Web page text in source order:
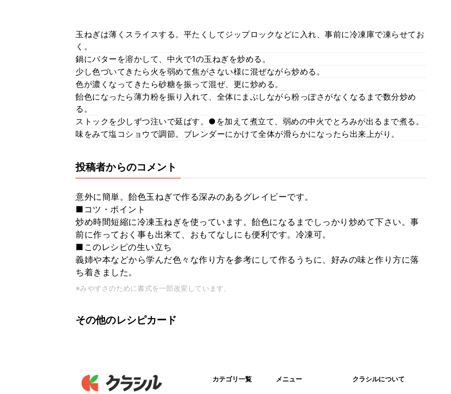
玉ねぎは薄くスライスする。平たくしてジップロックなどに入れ、事前に冷凍庫で凍らせてお
く。
鍋にバターを溶かして、中火で1の玉ねぎを炒める。
少し色づいてきたら火を弱めて焦がさない様に混ぜながら炒める。
色が濃くなってきたら砂糖を振って混ぜ、更に炒める。
飴色になったら薄力粉を振り入れて、全体にまぶしながら粉っぽさがなくなるまで数分炒め
る。
ストックを少しずつ注いで延ばす。●を加えて煮立て、弱めの中火でとろみが出るまで煮る。
味をみて塩コショウで調節。ブレンダーにかけて全体が滑らかになったら出来上がり。
投稿者からのコメント
意外に簡単。飴色玉ねぎで作る深みのあるグレイビーです。
■コツ・ポイント
炒め時間短縮に冷凍玉ねぎを使っています。飴色になるまでしっかり炒めて下さい。事
前に作っておく事も出来て、おもてなしにも便利です。冷凍可。
■このレシピの生い立ち
義姉や本などから学んだ色々な作り方を参考にして作るうちに、好みの味と作り方に落
ち着きました。
※みやすさのために書式を一部改変しています。
その他のレシピカード
カテゴリ一覧 メニュー クラシルについて